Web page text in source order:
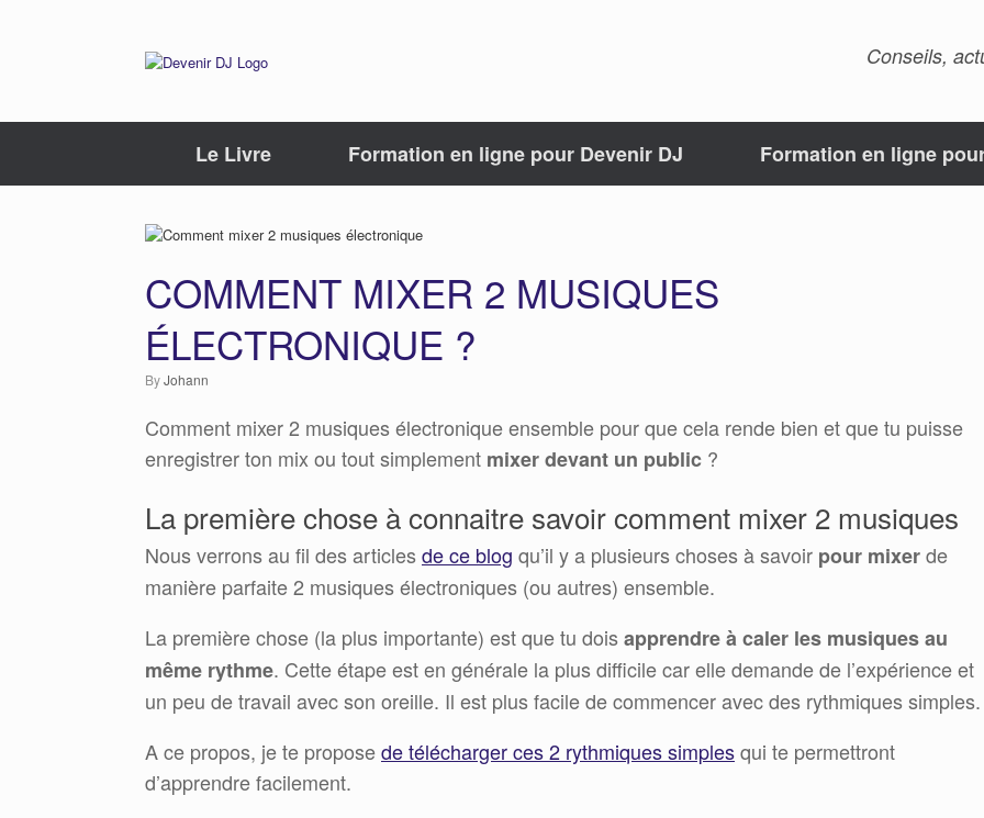
Conseils,
Le Livre Formation en ligne pour Devenir DJ Formation en ligne
COMMENT MIXER 2 MUSIQUES
ÉLECTRONIQUE ?
byJohann
Comment mixer 2 musiques électronique ensemble pour que cela rende bien et que tu puisse
enregistrer ton mix ou tout simplement mixer devant un public ?
La première chose à connaitre savoir comment mixer 2 musiques
Nous verrons au fil des articlesde ce blog qu’il y a plusieurs choses à savoir pour mixerde
manière parfaite 2 musiques électroniques (ou autres) ensemble.
La première chose (la plus importante) est que tu doisapprendre à caler les musiques au
même rythme. Cette étape est en générale la plus difficile car elle demande de l’expérience et
un peu de travail avec son oreille. Il est plus facile de commencer avec des rythmiques simples.
A ce propos, je te proposede télécharger ces 2 rythmiques simplesqui te permettront
d’apprendre facilement.